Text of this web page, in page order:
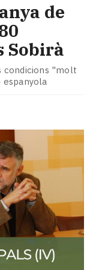
de
Sobirà
condicions "molt